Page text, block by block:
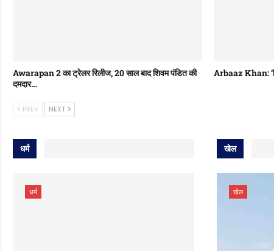
Awarapan 2 का ट्रेलर रिलीज, 20 साल बाद शिवम पंडित की
दमदार…
Arbaaz Khan:
PREV NEXT
धर्म
धर्म
खेल
खेल